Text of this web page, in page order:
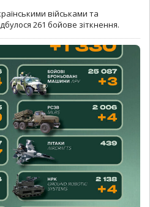
військами та
261 бойове зіткнення.